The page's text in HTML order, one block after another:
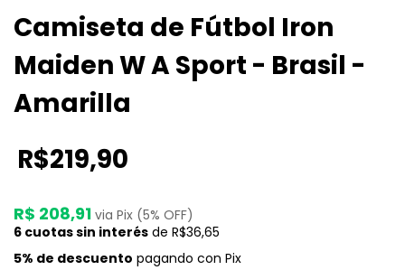
Camiseta de Fútbol Iron
Maiden W A Sport - Brasil -
Amarilla
R$219,90
R$ 208,91 via Pix (5% OFF)
6 cuotas sin interés de R$36,65
5% de descuento pagando con Pix